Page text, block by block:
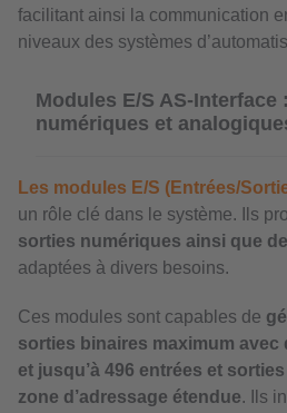
facilitant ainsi la communication
niveaux des systèmes
Modules E/S AS-
numériques et
Les modules E/S (Entrées/
un rôle clé dans le système. Ils
sorties numériques ainsi que
adaptées à divers besoins.
Ces modules sont capables de
sorties binaires maximum avec
et jusqu’à 496 entrées et
zone d’adressage étendue. Ils